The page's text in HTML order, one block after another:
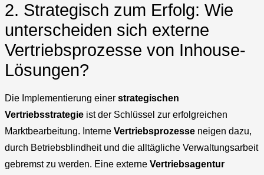
2. Strategisch zum Erfolg: Wie
unterscheiden sich externe
Vertriebsprozesse von Inhouse-
Lösungen?
Die Implementierung einer strategischen
Vertriebsstrategie ist der Schlüssel zur erfolgreichen
Marktbearbeitung. Interne Vertriebsprozesse neigen dazu,
durch Betriebsblindheit und die alltägliche Verwaltungsarbeit
gebremst zu werden. Eine externe Vertriebsagentur